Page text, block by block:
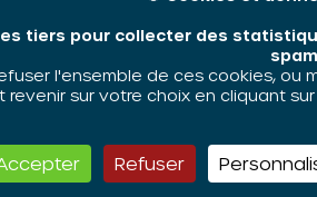
06 48 58 83
tiers pour collecter des
l'ensemble de ces cookies, ou
revenir sur votre choix en cliquant
Refuser